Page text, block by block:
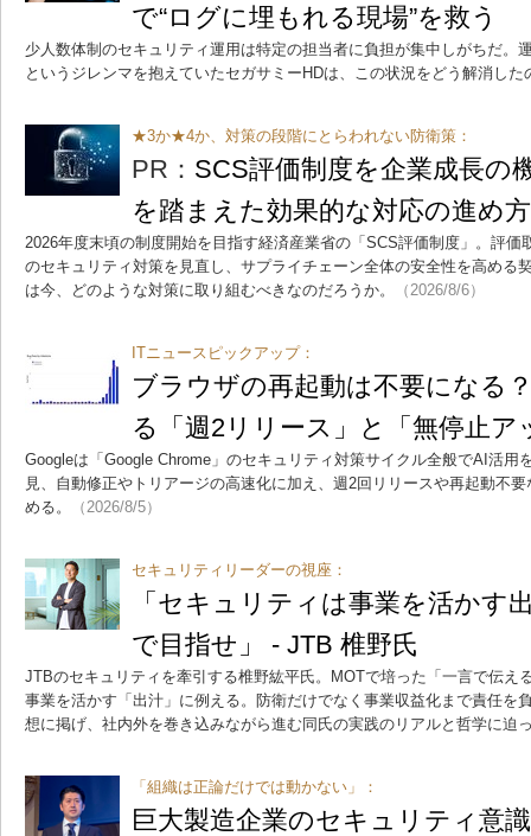
で“ログに埋もれる現場”を救う
少人数体制のセキュリティ運用は特定の担当者に負担が集中しがちだ。
というジレンマを抱えていたセガサミーHDは、この状況をどう解消した
★3か★4か、対策の段階にとらわれない防衛策：
PR： SCS評価制度を企業成長
を踏まえた効果的な対応の進め
2026年度末頃の制度開始を目指す経済産業省の「SCS評価制度」。評価
のセキュリティ対策を見直し、サプライチェーン全体の安全性を高める
は今、どのような対策に取り組むべきなのだろうか。
（2026/8/6）
ITニュースピックアップ：
ブラウザの再起動は不要になる
る「週2リリース」と「無停止ア
Googleは「Google Chrome」のセキュリティ対策サイクル全般でAI活用
見、自動修正やトリアージの高速化に加え、週2回リリースや再起動不
める。
（2026/8/5）
セキュリティリーダーの視座：
「セキュリティは事業を活かす
で目指せ」 - JTB 椎野氏
JTBのセキュリティを牽引する椎野紘平氏。MOTで培った「一言で伝え
事業を活かす「出汁」に例える。防衛だけでなく事業収益化まで責任を
想に掲げ、社内外を巻き込みながら進む同氏の実践のリアルと哲学に迫
「組織は正論だけでは動かない」：
巨大製造企業のセキュリティ意